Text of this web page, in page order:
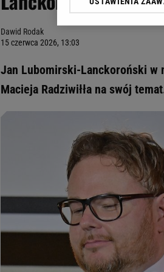
Dawid Rodak
15 czerwca 2026, 13:03
Jan Lubomirski-Lanckoroński w
Macieja Radziwiłła na swój
Klikając „Akceptuję”
odnośnik „Ustawienia
My, nasi Zaufani
Użycie dokładnych
Przechowywanie